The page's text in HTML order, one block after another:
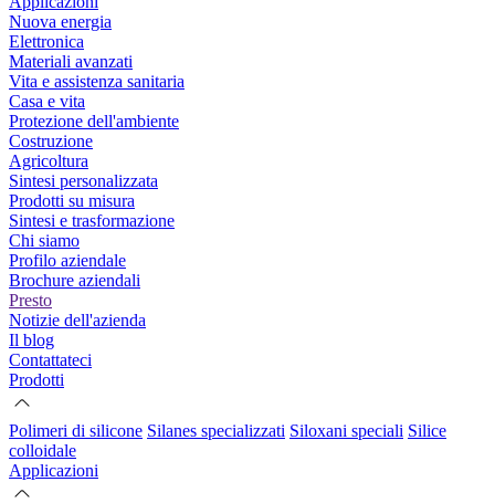
Nuova energia
Elettronica
Materiali avanzati
Vita e assistenza sanitaria
Casa e vita
Protezione dell'ambiente
Costruzione
Agricoltura
Sintesi personalizzata
Prodotti su misura
Sintesi e trasformazione
Chi siamo
Profilo aziendale
Brochure aziendali
Presto
Notizie dell'azienda
Il blog
Contattateci
Prodotti
Polimeri di silicone Silanes specializzati Siloxani speciali Silice
colloidale
Applicazioni